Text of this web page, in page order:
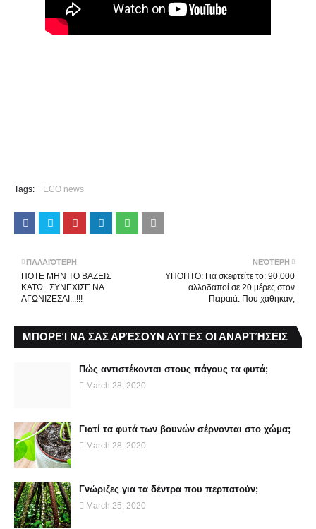
Tags: ECO news
ΝΕΌΤΕΡΗ
ΥΠΟΠΤΟ: Για σκεφτείτε το: 90.000
αλλοδαποί σε 20 μέρες στον
Πειραιά. Που χάθηκαν;
ΠΑΛΑΙΌΤΕΡΗ
ΠΟΤΕ ΜΗΝ ΤΟ ΒΑΖΕΙΣ
ΚΑΤΩ...ΣΥΝΕΧΙΣΕ ΝΑ
ΑΓΩΝΙΖΕΣΑΙ...!!!
ΜΠΟΡΕΊ ΝΑ ΣΑΣ ΑΡΈΣΟΥΝ ΑΥΤΈΣ ΟΙ ΑΝΑΡΤΉΣΕΙΣ
Πώς αντιστέκονται στους πάγους τα φυτά;
March 28, 2020
Γιατί τα φυτά των βουνών σέρνονται στο χώμα;
March 28, 2020
Γνώριζες για τα δέντρα που περπατούν;
March 25, 2020